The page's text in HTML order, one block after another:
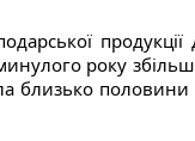
продукції
року
близько половини